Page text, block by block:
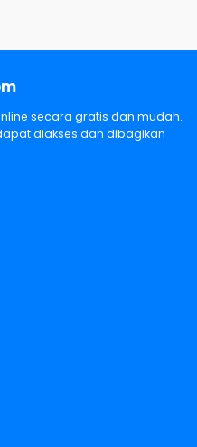
secara gratis dan mudah.
diakses dan dibagikan